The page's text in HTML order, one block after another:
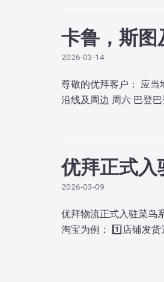
卡鲁，斯
2026-03-14
尊敬的优拜客户： 应
沿线及周边 周六 巴登
优拜正式入
2026-03-09
优拜物流正式入驻菜鸟
淘宝为例： 1️⃣店铺发货